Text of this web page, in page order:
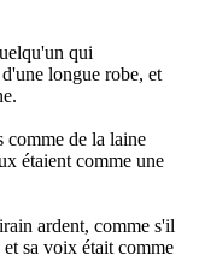
qui
longue robe, et
comme de la laine
étaient comme une
ardent, comme s'il
et sa voix était comme